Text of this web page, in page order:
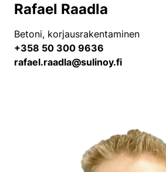
Rafael Raadla
Betoni, korjausrakentaminen
+358 50 300 9636
rafael.raadla@sulinoy.fi